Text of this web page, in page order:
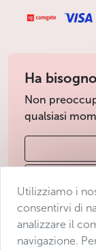
Ha
Non
qualsiasi
Condizioni di
Utilizziamo i
consentirvi di
analizzare il
navigazione.